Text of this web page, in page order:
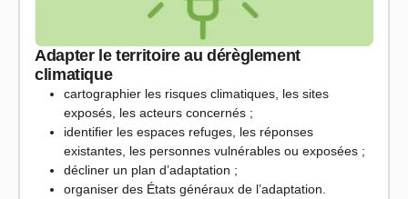
Adapter le territoire au dérèglement
climatique
cartographier les risques climatiques, les sites
exposés, les acteurs concernés ;
identifier les espaces refuges, les réponses
existantes, les personnes vulnérables ou exposées ;
décliner un plan d’adaptation ;
organiser des États généraux de l’adaptation.